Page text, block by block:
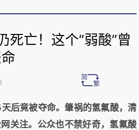
死亡！这个“弱酸”曾
后竟被夺命。肇祸的氢氟酸，清
关注。公众也不禁好奇，氢氟酸